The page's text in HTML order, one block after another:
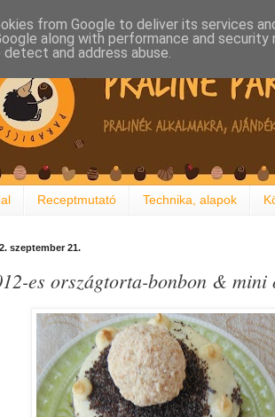
Receptmutató Technika, alapok
szeptember 21.
es országtorta-bonbon & mini
from Google to deliver its services
along with performance and
and address abuse.